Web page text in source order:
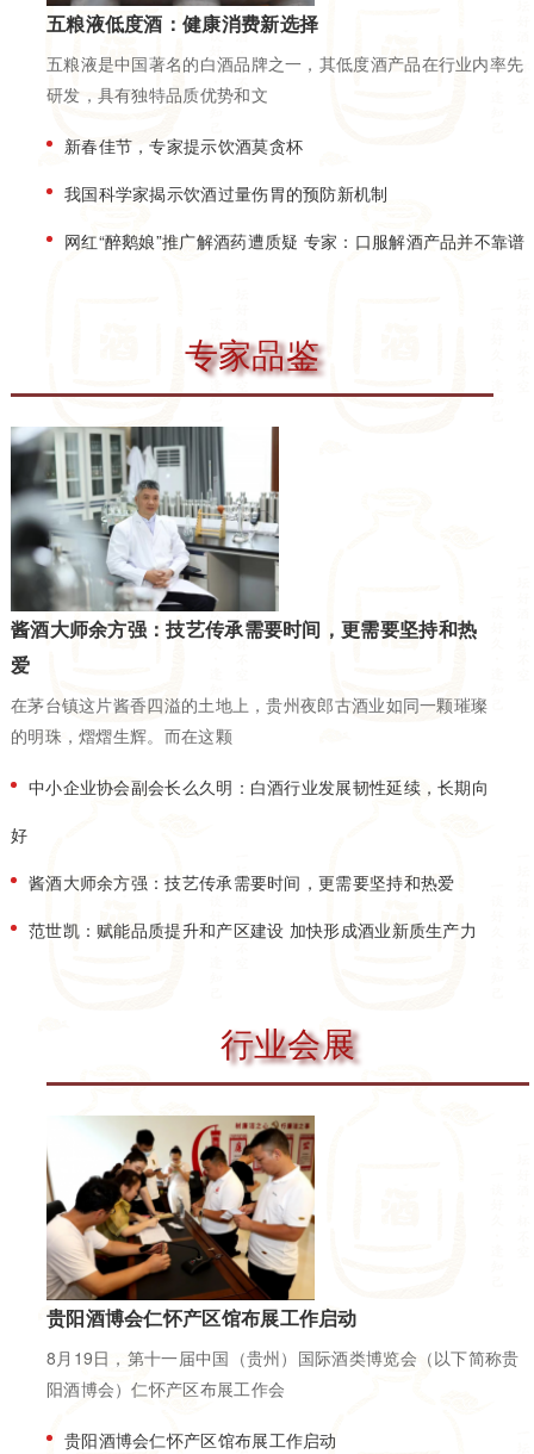
五粮液低度酒：健康消费新选择
五粮液是中国著名的白酒品牌之一，其低度酒产品在行业内率先
研发，具有独特品质优势和文
新春佳节，专家提示饮酒莫贪杯
我国科学家揭示饮酒过量伤胃的预防新机制
网红“醉鹅娘”推广解酒药遭质疑 专家：口服解酒产品并不靠谱
专家品鉴
酱酒大师余方强：技艺传承需要时间，更需要坚持和热
爱
在茅台镇这片酱香四溢的土地上，贵州夜郎古酒业如同一颗璀璨
的明珠，熠熠生辉。而在这颗
中小企业协会副会长么久明：白酒行业发展韧性延续，长期向
好
酱酒大师余方强：技艺传承需要时间，更需要坚持和热爱
范世凯：赋能品质提升和产区建设 加快形成酒业新质生产力
行业会展
贵阳酒博会仁怀产区馆布展工作启动
8月19日，第十一届中国（贵州）国际酒类博览会（以下简称贵
阳酒博会）仁怀产区布展工作会
贵阳酒博会仁怀产区馆布展工作启动